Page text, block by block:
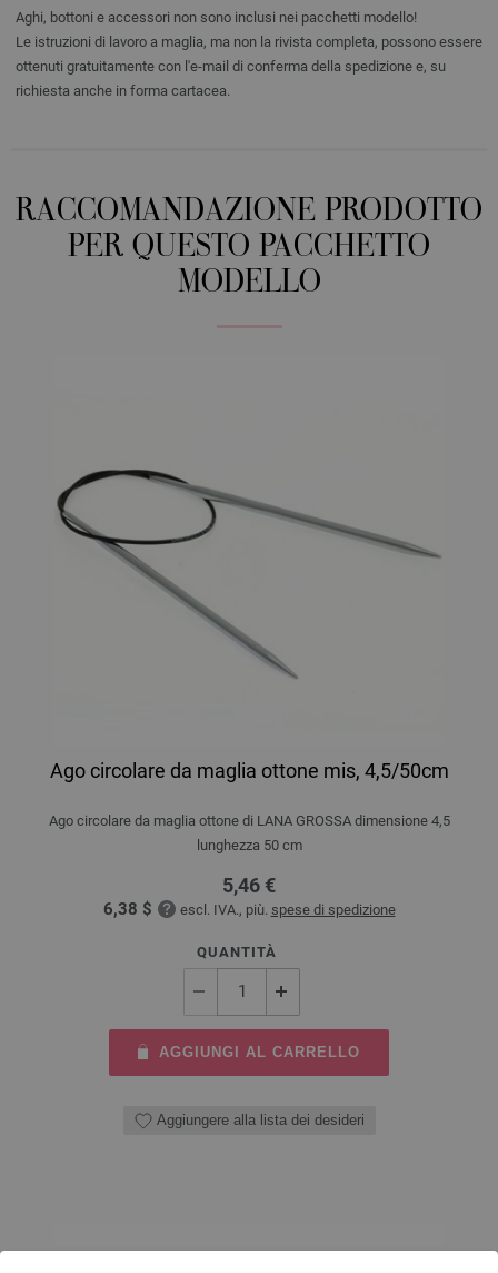
Aghi, bottoni e accessori non sono inclusi nei pacchetti modello!
Le istruzioni di lavoro a maglia, ma non la rivista completa, possono essere
ottenuti gratuitamente con l'e-mail di conferma della spedizione e, su
richiesta anche in forma cartacea.
RACCOMANDAZIONE PRODOTTO
PER QUESTO PACCHETTO
MODELLO
Ago circolare da maglia ottone mis, 4,5/50cm
Ago circolare da maglia ottone di LANA GROSSA dimensione 4,5
lunghezza 50 cm
5,46 €
6,38 $ escl. IVA., più. spese di spedizione
QUANTITÀ
AGGIUNGI AL CARRELLO
Aggiungere alla lista dei desideri